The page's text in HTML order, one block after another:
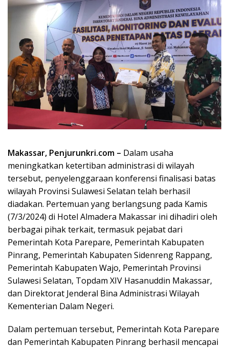
Makassar, Penjurunkri.com – Dalam usaha
meningkatkan ketertiban administrasi di wilayah
tersebut, penyelenggaraan konferensi finalisasi batas
wilayah Provinsi Sulawesi Selatan telah berhasil
diadakan. Pertemuan yang berlangsung pada Kamis
(7/3/2024) di Hotel Almadera Makassar ini dihadiri oleh
berbagai pihak terkait, termasuk pejabat dari
Pemerintah Kota Parepare, Pemerintah Kabupaten
Pinrang, Pemerintah Kabupaten Sidenreng Rappang,
Pemerintah Kabupaten Wajo, Pemerintah Provinsi
Sulawesi Selatan, Topdam XIV Hasanuddin Makassar,
dan Direktorat Jenderal Bina Administrasi Wilayah
Kementerian Dalam Negeri.
Dalam pertemuan tersebut, Pemerintah Kota Parepare
dan Pemerintah Kabupaten Pinrang berhasil mencapai